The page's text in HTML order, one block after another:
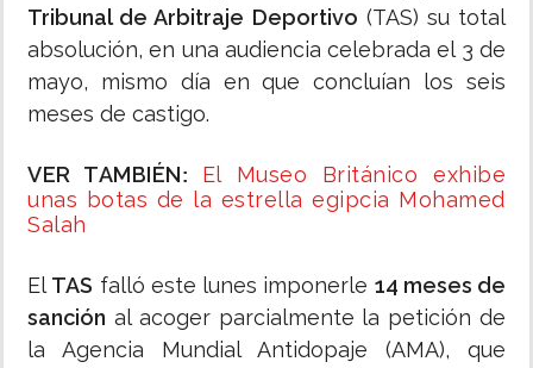
Tribunal de Arbitraje Deportivo (TAS) su total
absolución, en una audiencia celebrada el 3 de
mayo, mismo día en que concluían los seis
meses de castigo.
VER TAMBIÉN: El Museo Británico exhibe
unas botas de la estrella egipcia Mohamed
Salah
El TAS falló este lunes imponerle 14 meses de
sanción al acoger parcialmente la petición de
la Agencia Mundial Antidopaje (AMA), que